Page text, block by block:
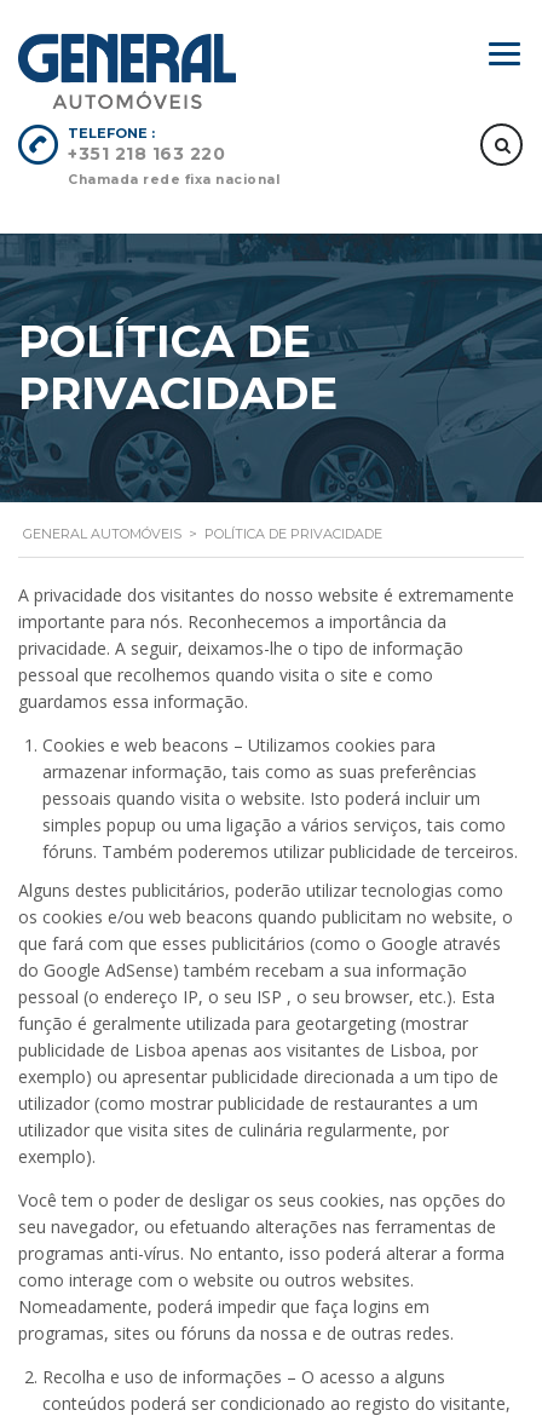
TELEFONE :
+351 218 163 220
Chamada rede fixa nacional
POLÍTICA DE
PRIVACIDADE
GENERAL AUTOMÓVEIS > POLÍTICA DE PRIVACIDADE
A privacidade dos visitantes do nosso website é extremamente
importante para nós. Reconhecemos a importância da
privacidade. A seguir, deixamos-lhe o tipo de informação
pessoal que recolhemos quando visita o site e como
guardamos essa informação.
Cookies e web beacons – Utilizamos cookies para
armazenar informação, tais como as suas preferências
pessoais quando visita o website. Isto poderá incluir um
simples popup ou uma ligação a vários serviços, tais como
fóruns. Também poderemos utilizar publicidade de terceiros.
Alguns destes publicitários, poderão utilizar tecnologias como
os cookies e/ou web beacons quando publicitam no website, o
que fará com que esses publicitários (como o Google através
do Google AdSense) também recebam a sua informação
pessoal (o endereço IP, o seu ISP , o seu browser, etc.). Esta
função é geralmente utilizada para geotargeting (mostrar
publicidade de Lisboa apenas aos visitantes de Lisboa, por
exemplo) ou apresentar publicidade direcionada a um tipo de
utilizador (como mostrar publicidade de restaurantes a um
utilizador que visita sites de culinária regularmente, por
exemplo).
Você tem o poder de desligar os seus cookies, nas opções do
seu navegador, ou efetuando alterações nas ferramentas de
programas anti-vírus. No entanto, isso poderá alterar a forma
como interage com o website ou outros websites.
Nomeadamente, poderá impedir que faça logins em
programas, sites ou fóruns da nossa e de outras redes.
Recolha e uso de informações – O acesso a alguns
conteúdos poderá ser condicionado ao registo do visitante,